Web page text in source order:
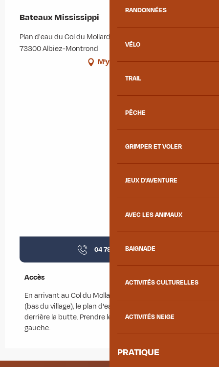
RANDONNÉES
VÉLO
TRAIL
PÊCHE
GRIMPER ET VOLER
JEUX D'AVENTURE
AVEC LES ANIMAUX
BAIGNADE
ACTIVITÉS CULTURELLES
ACTIVITÉS NEIGE
PRATIQUE
Bateaux Mississippi
Plan d'eau du Col du Mollard, 51 chemin du Loup,
73300 Albiez-Montrond
M'y rendre
04 79 59 30▒▒
Accès
Accès
En arrivant au Col du Mollard depuis le Chef-lieu
(bas du village), le plan d'eau se situe sur la gauche,
derrière la butte. Prendre le chemin qui monte à
gauche.